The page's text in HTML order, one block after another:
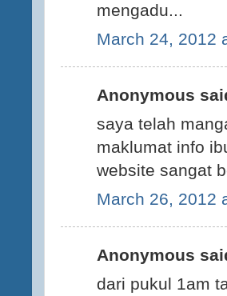
mengadu...
March 24, 2012
Anonymous
saya telah
maklumat info
website sangat
March 26, 2012
Anonymous
dari pukul 1am